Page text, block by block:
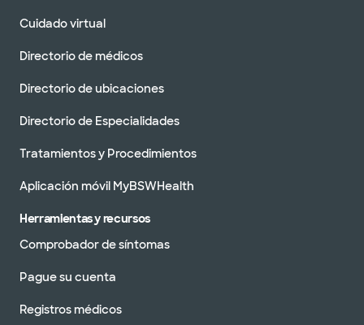
Cuidado virtual
Directorio de médicos
Directorio de ubicaciones
Directorio de Especialidades
Tratamientos y Procedimientos
Aplicación móvil MyBSWHealth
Herramientas y recursos
Comprobador de síntomas
Pague su cuenta
Registros médicos